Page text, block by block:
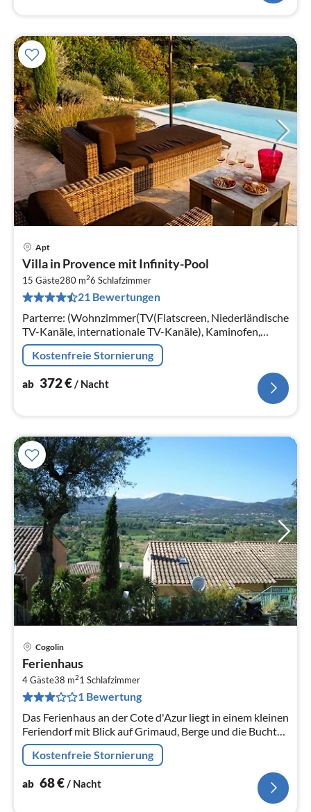
Apt
Villa in Provence mit Infinity-Pool
15 Gäste280 m26 Schlafzimmer
21 Bewertungen
Parterre: (Wohnzimmer(TV(Flatscreen, Niederländische
TV-Kanäle, internationale TV-Kanäle), Kaminofen,
DVD-Spieler, Stereoanlage, Klimaanlage),
Esszimmer(Esstisch)
Kostenfreie Stornierung
ab 372€ / Nacht
Cogolin
Ferienhaus
4 Gäste38 m21 Schlafzimmer
1 Bewertung
Das Ferienhaus an der Cote d'Azur liegt in einem kleinen
Feriendorf mit Blick auf Grimaud, Berge und die Bucht
von Grimaud.
Kostenfreie Stornierung
ab 68€/ Nacht